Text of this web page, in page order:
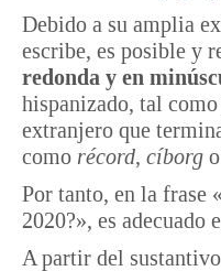
Debido a su amplia
escribe, es posible y
redonda y en
hispanizado, tal
extranjero que
como récord, cíborg o
Por tanto, en la frase
2020?», es adecuado
A partir del sustantivo